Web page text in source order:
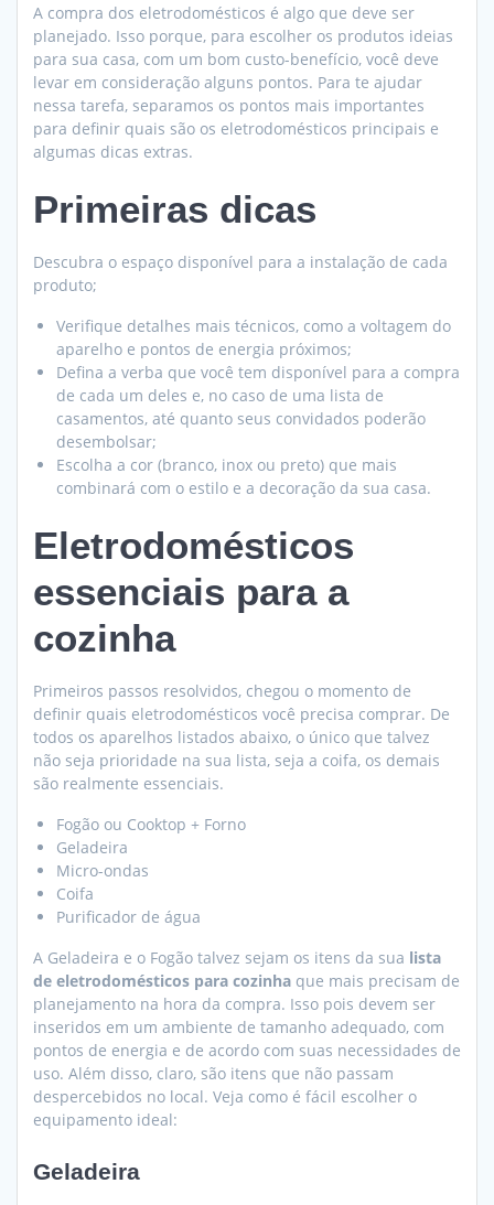
A compra dos eletrodomésticos é algo que deve ser
planejado. Isso porque, para escolher os produtos ideias
para sua casa, com um bom custo-benefício, você deve
levar em consideração alguns pontos. Para te ajudar
nessa tarefa, separamos os pontos mais importantes
para definir quais são os eletrodomésticos principais e
algumas dicas extras.
Primeiras dicas
Descubra o espaço disponível para a instalação de cada
produto;
Verifique detalhes mais técnicos, como a voltagem do
aparelho e pontos de energia próximos;
Defina a verba que você tem disponível para a compra
de cada um deles e, no caso de uma lista de
casamentos, até quanto seus convidados poderão
desembolsar;
Escolha a cor (branco, inox ou preto) que mais
combinará com o estilo e a decoração da sua casa.
Eletrodomésticos
essenciais para a
cozinha
Primeiros passos resolvidos, chegou o momento de
definir quais eletrodomésticos você precisa comprar. De
todos os aparelhos listados abaixo, o único que talvez
não seja prioridade na sua lista, seja a coifa, os demais
são realmente essenciais.
Fogão ou Cooktop + Forno
Geladeira
Micro-ondas
Coifa
Purificador de água
A Geladeira e o Fogão talvez sejam os itens da sua lista
de eletrodomésticos para cozinha que mais precisam de
planejamento na hora da compra. Isso pois devem ser
inseridos em um ambiente de tamanho adequado, com
pontos de energia e de acordo com suas necessidades de
uso. Além disso, claro, são itens que não passam
despercebidos no local. Veja como é fácil escolher o
equipamento ideal:
Geladeira